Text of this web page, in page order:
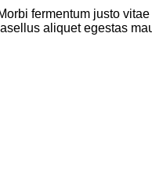
fermentum justo
aliquet egestas